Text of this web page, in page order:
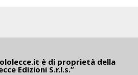
è di proprietà della
Edizioni S.r.l.s.”